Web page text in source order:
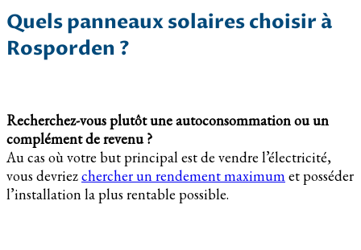
Quels panneaux solaires choisir à
Rosporden ?
Recherchez-vous plutôt une autoconsommation ou un
complément de revenu ?
Au cas où votre but principal est de vendre l’électricité,
vous devriezchercher un rendement maximumet posséder
l’installation la plus rentable possible.